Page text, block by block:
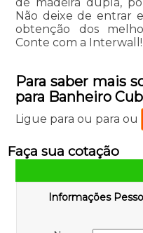
Não deixe de entrar
obtenção dos
Conte com a Interwall!
Para saber mais
para Banheiro
Ligue para ou para ou
Faça sua cotação
Informações